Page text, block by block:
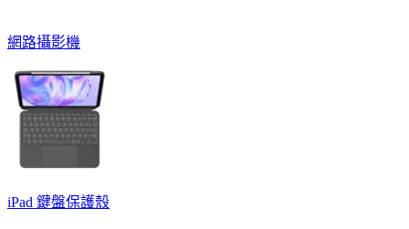
網路攝影機
iPad 鍵盤保護殼